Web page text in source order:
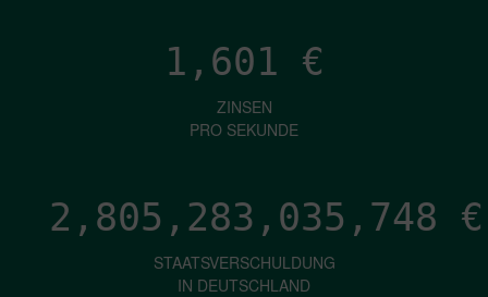
1,601 €
ZINSEN
PRO SEKUNDE
2,805,283,038,287 €
STAATSVERSCHULDUNG
IN DEUTSCHLAND